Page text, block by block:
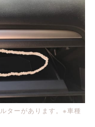
ターがあります。※車種